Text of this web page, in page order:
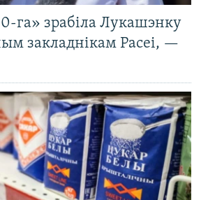
га» зрабіла Лукашэнку
закладнікам Расеі, —